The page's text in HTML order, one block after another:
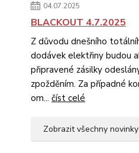
04.07.2025
BLACKOUT 4.7.2025
Z důvodu dnešního
dodávek elektřiny budou
připravené zásilky
zpožděním. Za případné
om... číst celé
Zobrazit všechny novinky